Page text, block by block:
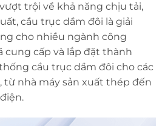
trội về khả năng chịu tải,
cầu trục dầm đôi là giải
cho nhiều ngành công
cung cấp và lắp đặt thành
cầu trục dầm đôi cho các
từ nhà máy sản xuất thép đến